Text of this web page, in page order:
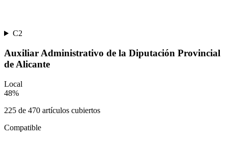
C2
Auxiliar Administrativo de la Diputación Provincial
de Alicante
Local
48%
225 de 470 artículos cubiertos
Compatible